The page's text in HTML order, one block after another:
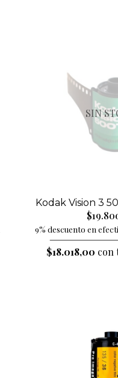
SIN
Kodak Vision 3
9% descuento en
$18.018,00 con